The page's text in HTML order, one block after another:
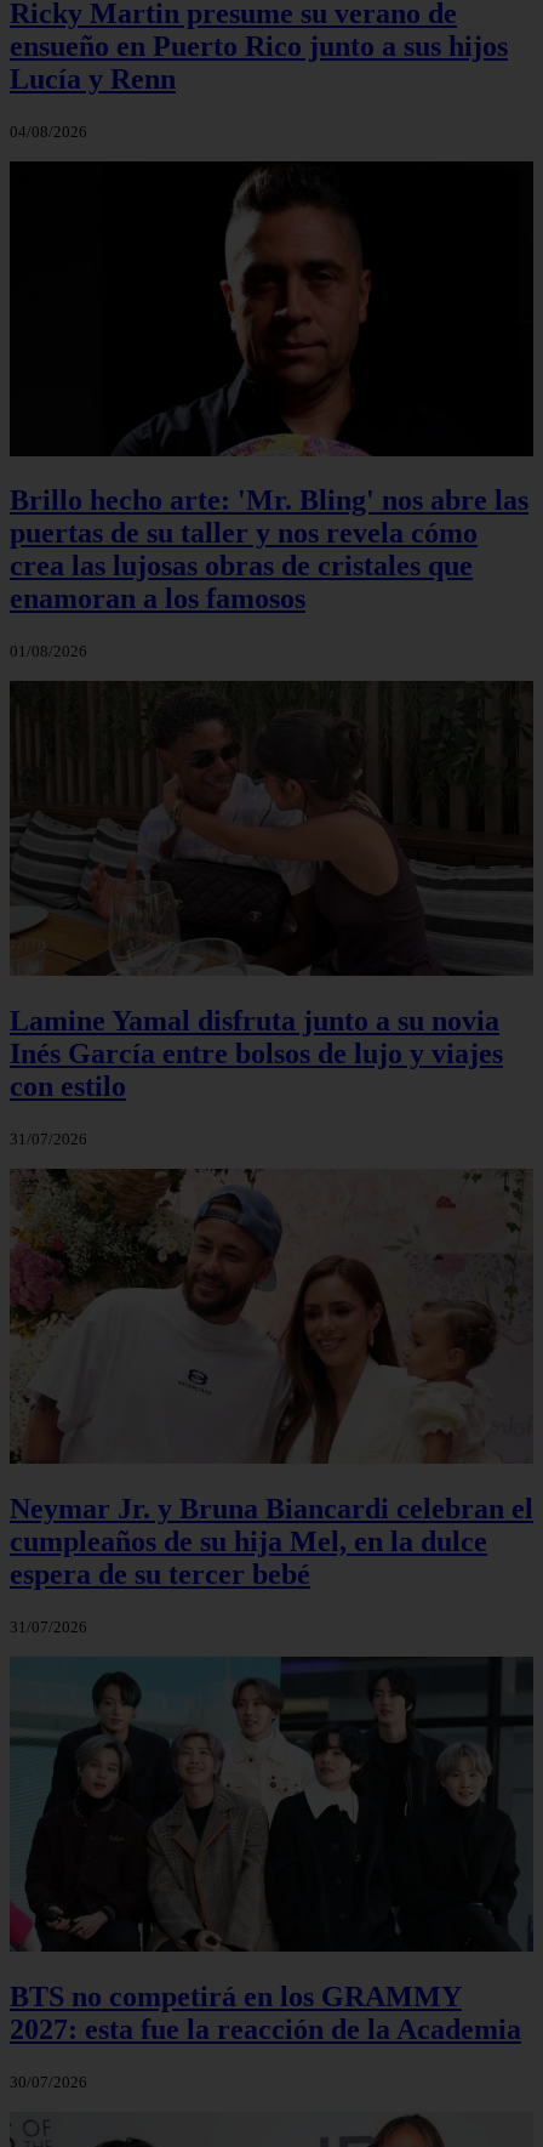
Ricky Martin presume su verano de
ensueño en Puerto Rico junto a sus hijos
Lucía y Renn
04/08/2026
Brillo hecho arte: 'Mr. Bling' nos abre las
puertas de su taller y nos revela cómo
crea las lujosas obras de cristales que
enamoran a los famosos
01/08/2026
Lamine Yamal disfruta junto a su novia
Inés García entre bolsos de lujo y viajes
con estilo
31/07/2026
Neymar Jr. y Bruna Biancardi celebran el
cumpleaños de su hija Mel, en la dulce
espera de su tercer bebé
31/07/2026
BTS no competirá en los GRAMMY
2027: esta fue la reacción de la Academia
30/07/2026